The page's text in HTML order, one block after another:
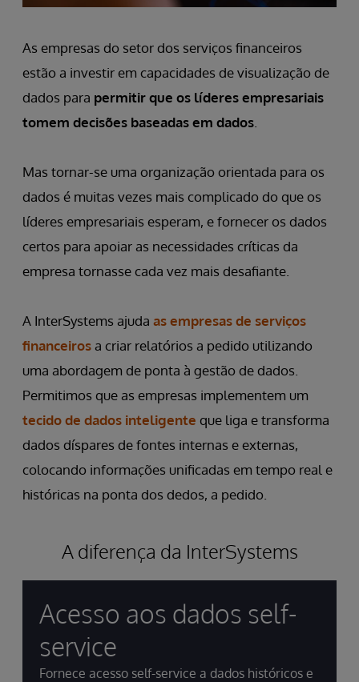
As empresas do setor dos serviços financeiros
estão a investir em capacidades de visualização de
dados para permitir que os líderes empresariais
tomem decisões baseadas em dados
Mas tornar-se uma organização orientada para os
dados é muitas vezes mais complicado do que os
líderes empresariais esperam, e fornecer os dados
certos para apoiar as necessidades críticas da
empresa tornasse cada vez mais desafiante.
A InterSystems ajuda as empresas de serviços
financeirosa criar relatórios a pedido utilizando
uma abordagem de ponta à gestão de dados.
Permitimos que as empresas implementem um
tecido de dados inteligente que liga e transforma
dados díspares de fontes internas e externas,
colocando informações unificadas em tempo real e
históricas na ponta dos dedos, a pedido.
A diferença da InterSystems
Acesso aos dados self-
service
Fornece acesso self-service a dados históricos e